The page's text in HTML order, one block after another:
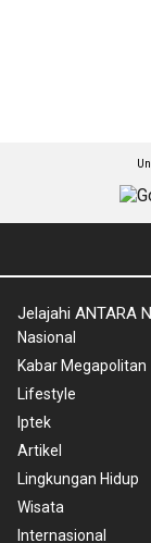
Jelajahi ANTARA
Nasional
Kabar Megapolitan
Lifestyle
Iptek
Artikel
Lingkungan Hidup
Wisata
Internasional